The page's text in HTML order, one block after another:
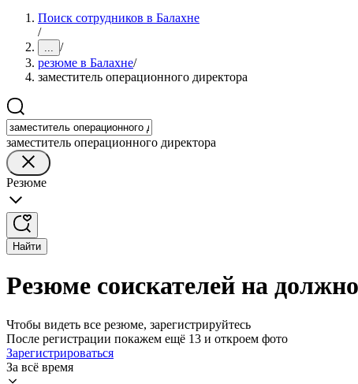
Поиск сотрудников в Балахне
/
... /
резюме в Балахне/
заместитель операционного директора
заместитель операционного директора
Резюме
Найти
Резюме соискателей на
Чтобы видеть все резюме, зарегистрируйтесь
После регистрации покажем ещё 13 и откроем фото
Зарегистрироваться
За всё время